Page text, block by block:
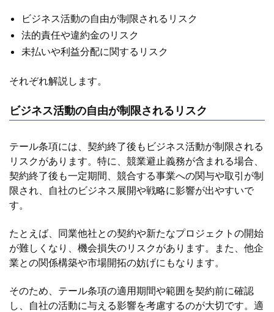
ビジネス活動の自由が制限されるリスク
法的責任や違約金のリスク
未払いや利益分配に関するリスク
それぞれ解説します。
ビジネス活動の自由が制限されるリスク
テール条項には、契約終了後もビジネス活動が制限される
リスクがあります。特に、競業避止義務が含まれる場合、
契約終了後も一定期間、競合する事業への関与や取引が制
限され、自社のビジネス展開や戦略に影響が出やすいで
す。
たとえば、同業他社との契約や新たなプロジェクトの開始
が難しくなり、機会損失のリスクがあります。また、他企
業との関係構築や市場開拓の妨げにもなります。
そのため、テール条項の適用期間や範囲を契約前に確認
し、自社の活動に与える影響を考慮するのが大切です。適